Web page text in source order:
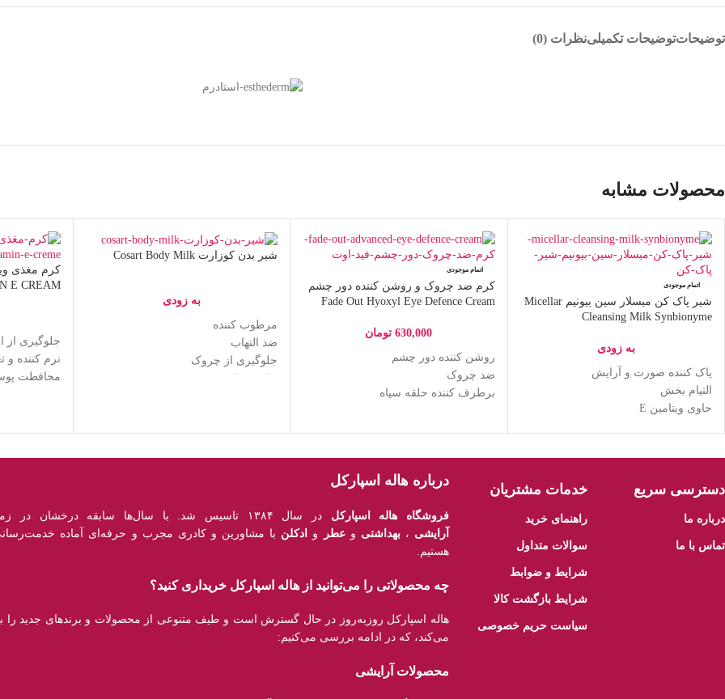
توضیحاتتوضیحات تکمیلینظرات (0)
محصولات مشابه
اتمام موجودی
شیر پاک کن میسلار سین بیونیم Micellar
Cleansing Milk Synbionyme
به زودی
پاک کننده صورت و آرایش
التیام بخش
حاوی ویتامین E
اتمام موجودی
کرم ضد چروک و روشن کننده دور چشم
Fade Out Hyoxyl Eye Defence Cream
630,000 تومان
روشن کننده دور چشم
ضد چروک
برطرف کننده حلقه سیاه
شیر بدن کوزارت Cosart Body Milk
به زودی
مرطوب کننده
ضد التهاب
جلوگیری از چروک
E CREAM
جلوگیری از
نرم کننده و
محافطت
دسترسی سریع
درباره ما
تماس با ما
خدمات مشتریان
راهنمای خرید
سوالات متداول
شرایط و ضوابط
شرایط بازگشت کالا
سیاست حریم خصوصی
درباره هاله اسپارکل
فروشگاه هاله اسپارکل در سال ۱۳۸۴ تاسیس شد. با سال‌ها سابقه درخشان در زمینه عرضه
آرایشی ،بهداشتی وعطر و ادکلن با مشاورین و کادری مجرب و حرفه‌ای آماده
هستیم.
چه محصولاتی را می‌توانید از هاله اسپارکل خریداری کنید؟
هاله اسپارکل روزبه‌روز در حال گسترش است و طیف متنوعی از محصولات و برند‌های جدید را
می‌کند، که در ادامه بررسی می‌کنیم:
محصولات آرایشی